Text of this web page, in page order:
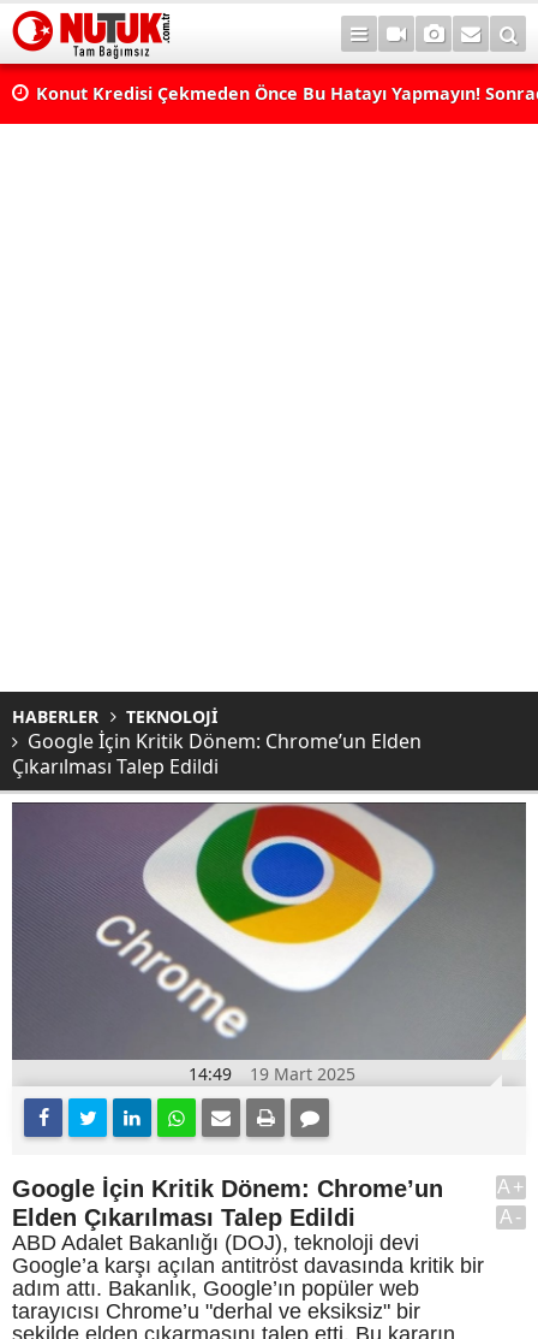
Konut Kredisi Çekmeden Önce Bu Hatayı Yapmayın!
HABERLER TEKNOLOJİ
Google İçin Kritik Dönem: Chrome’un Elden
Çıkarılması Talep Edildi
14:49 19 Mart 2025
Google İçin Kritik Dönem: Chrome’un
Elden Çıkarılması Talep Edildi
ABD Adalet Bakanlığı (DOJ), teknoloji devi
Google’a karşı açılan antitröst davasında kritik bir
adım attı. Bakanlık, Google’ın popüler web
tarayıcısı Chrome’u "derhal ve eksiksiz" bir
şekilde elden çıkarmasını talep etti. Bu kararın
A+
A-